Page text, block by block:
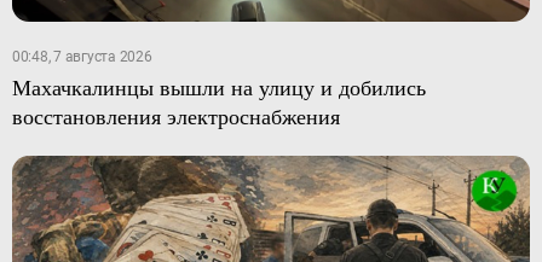
00:48, 7 августа 2026
Махачкалинцы вышли на улицу и добились
восстановления электроснабжения